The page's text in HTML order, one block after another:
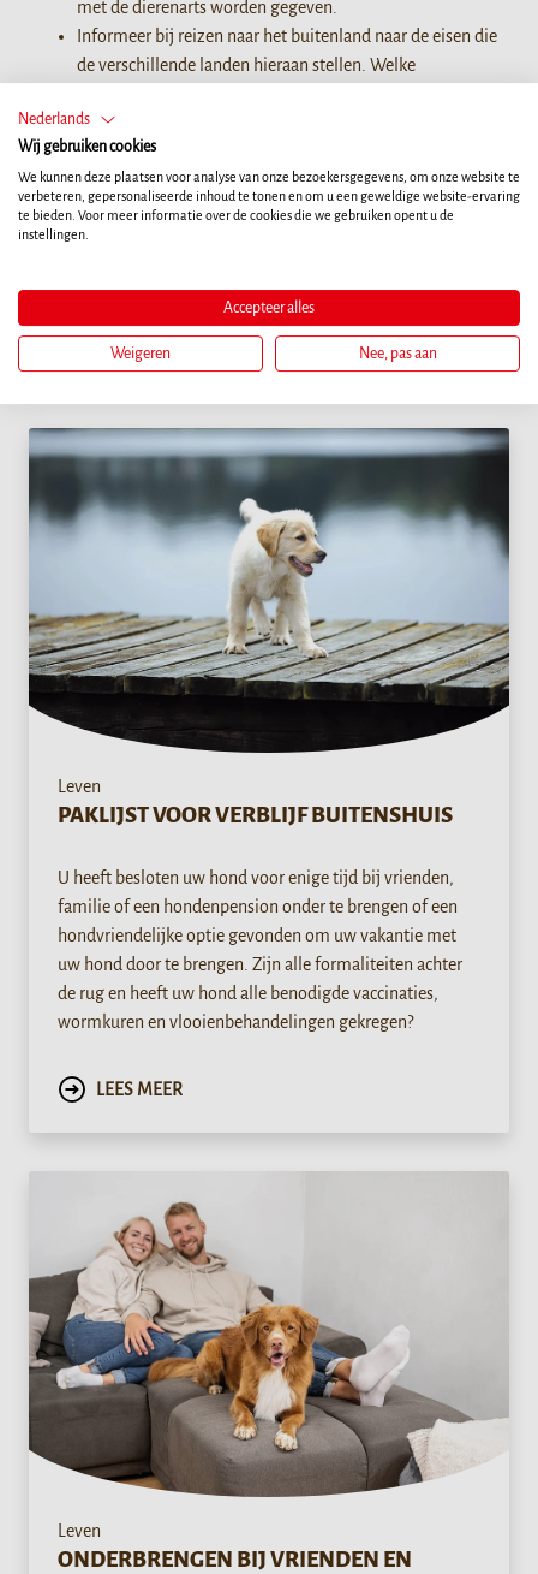
met de dierenarts worden gegeven.
Informeer bij reizen naar het buitenland naar de eisen die
de verschillende landen hieraan stellen. Welke
vaccinaties zijn wettelijk verplicht en welke moet uw hond
krijgen voor zijn eigen bescherming?
Meer artikelen
Leven
PAKLIJST VOOR VERBLIJF BUITENSHUIS
U heeft besloten uw hond voor enige tijd bij vrienden,
familie of een hondenpension onder te brengen of een
hondvriendelijke optie gevonden om uw vakantie met
uw hond door te brengen. Zijn alle formaliteiten achter
de rug en heeft uw hond alle benodigde vaccinaties,
wormkuren en vlooienbehandelingen gekregen?
LEES MEER
Leven
ONDERBRENGEN BIJ VRIENDEN EN
Nederlands
Wij gebruiken cookies
We kunnen deze plaatsen voor analyse van onze bezoekersgegevens, om onze website te
verbeteren, gepersonaliseerde inhoud te tonen en om u een geweldige website-ervaring
te bieden. Voor meer informatie over de cookies die we gebruiken opent u de
instellingen.
Accepteer alles
Weigeren Nee, pas aan